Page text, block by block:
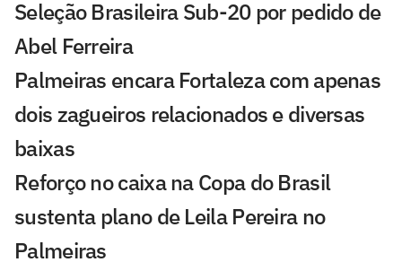
Seleção Brasileira Sub-20 por pedido de
Abel Ferreira
Palmeiras encara Fortaleza com apenas
dois zagueiros relacionados e diversas
baixas
Reforço no caixa na Copa do Brasil
sustenta plano de Leila Pereira no
Palmeiras